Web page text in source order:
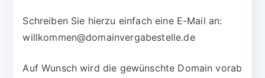
Schreiben Sie hierzu einfach eine E-Mail an:
willkommen@domainvergabestelle.de
Auf Wunsch wird die gewünschte Domain vorab